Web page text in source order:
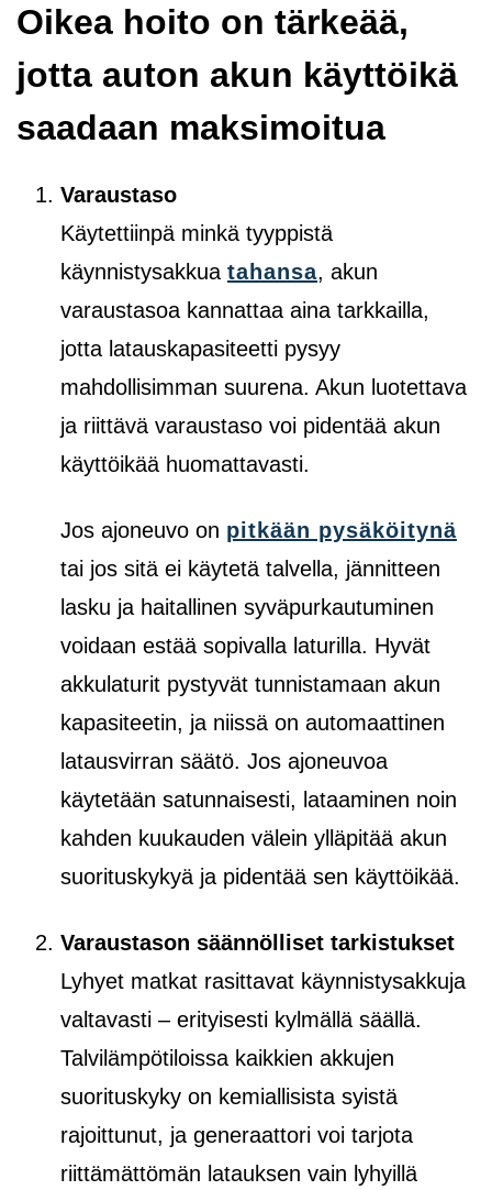
Oikea hoito on tärkeää,
jotta auton akun käyttöikä
saadaan maksimoitua
Varaustaso
Käytettiinpä minkä tyyppistä
käynnistysakkua tahansa, akun
varaustasoa kannattaa aina tarkkailla,
jotta latauskapasiteetti pysyy
mahdollisimman suurena. Akun luotettava
ja riittävä varaustaso voi pidentää akun
käyttöikää huomattavasti.
Jos ajoneuvo on pitkään pysäköitynä
tai jos sitä ei käytetä talvella, jännitteen
lasku ja haitallinen syväpurkautuminen
voidaan estää sopivalla laturilla. Hyvät
akkulaturit pystyvät tunnistamaan akun
kapasiteetin, ja niissä on automaattinen
latausvirran säätö. Jos ajoneuvoa
käytetään satunnaisesti, lataaminen noin
kahden kuukauden välein ylläpitää akun
suorituskykyä ja pidentää sen käyttöikää.
Varaustason säännölliset tarkistukset
Lyhyet matkat rasittavat käynnistysakkuja
valtavasti – erityisesti kylmällä säällä.
Talvilämpötiloissa kaikkien akkujen
suorituskyky on kemiallisista syistä
rajoittunut, ja generaattori voi tarjota
riittämättömän latauksen vain lyhyillä